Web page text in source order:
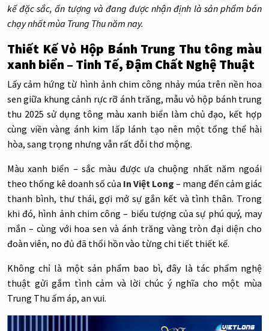
kế đặc sắc, ấn tượng và đang được nhận định là sản phẩm bán
chạy nhất mùa Trung Thu năm nay.
Thiết Kế Vỏ Hộp Bánh Trung Thu tông màu
xanh biển – Tinh Tế, Đậm Chất Nghệ Thuật
Lấy cảm hứng từ hình ảnh chim công nhảy múa trên nền hoa
sen giữa khung cảnh rực rỡ ánh trăng, mẫu vỏ hộp bánh trung
thu 2025 sử dụng tông màu xanh biển làm chủ đạo, kết hợp
cùng viền vàng ánh kim lấp lánh tạo nên một tổng thể hài
hòa, sang trọng nhưng vẫn rất đỗi thơ mộng.
Màu xanh biển – sắc màu được ưa chuộng nhất năm ngoái
theo thống kê doanh số của In Việt Long – mang đến cảm giác
thanh bình, thư thái, gợi mở sự gắn kết và tình thân. Trong
khi đó, hình ảnh chim công – biểu tượng của sự phú quý, may
mắn – cùng với hoa sen và ánh trăng vàng tròn đại diện cho
đoàn viên, no đủ đã thổi hồn vào từng chi tiết thiết kế.
Không chỉ là một sản phẩm bao bì, đây là tác phẩm nghệ
thuật gửi gắm tình cảm và lời chúc ý nghĩa cho một mùa
Trung Thu ấm áp, an vui.